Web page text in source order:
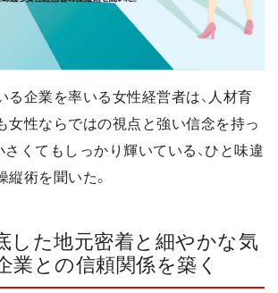
る企業を率いる女性経営者は、人材育
女性ならではの視点と強い信念を持っ
さくてもしっかり輝いている、ひと味違
縦術を聞いた。
た地元密着と細やかな気
業との信頼関係を築く